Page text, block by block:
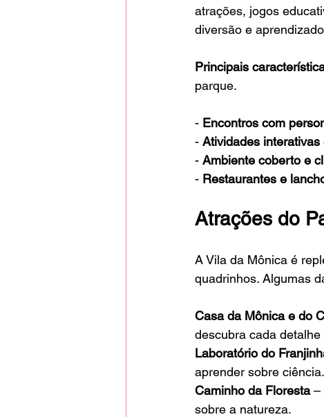
atrações, jogos
diversão e
Principais
parque.
- Encontros com
- Atividades interativas
- Ambiente coberto e
- Restaurantes e
Atrações do
A Vila da Mônica é
quadrinhos. Algumas
Casa da Mônica e do
descubra cada
Laboratório do
aprender sobre ciência.
Caminho da Floresta –
sobre a natureza.